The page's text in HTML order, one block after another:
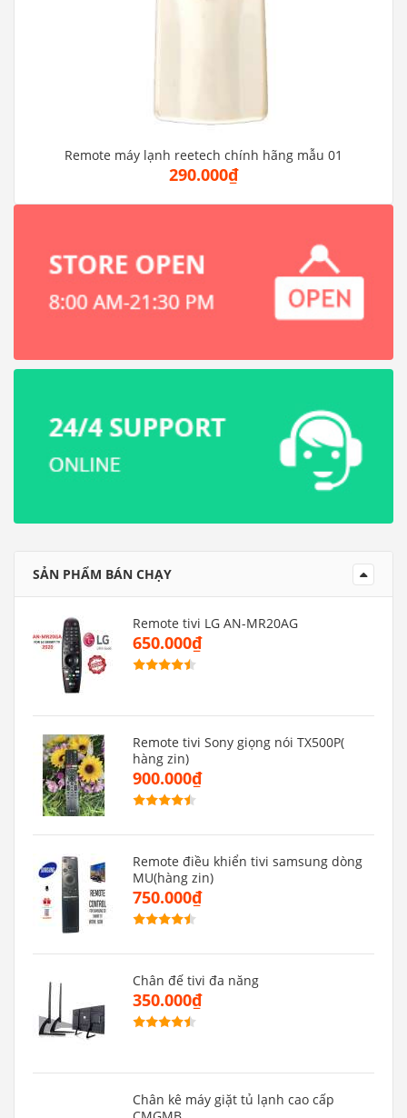
Remote máy lạnh reetech chính hãng mẫu 01
290.000₫
SẢN PHẨM BÁN CHẠY
Remote tivi LG AN-MR20AG
650.000₫
Remote tivi Sony giọng nói TX500P(
hàng zin)
900.000₫
Remote điều khiển tivi samsung dòng
MU(hàng zin)
750.000₫
Chân đế tivi đa năng
350.000₫
Chân kê máy giặt tủ lạnh cao cấp